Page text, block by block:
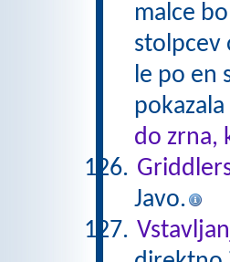
malce
stolpcev
le po en
do zrna,
Javo.